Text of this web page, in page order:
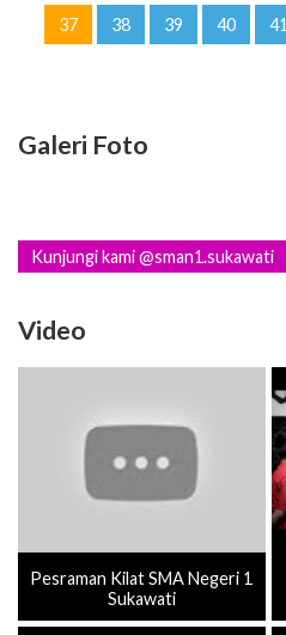
37 38 39 40 41
Galeri Foto
Kunjungi kami @sman1.sukawati
Video
Pesraman Kilat SMA Negeri 1
Sukawati